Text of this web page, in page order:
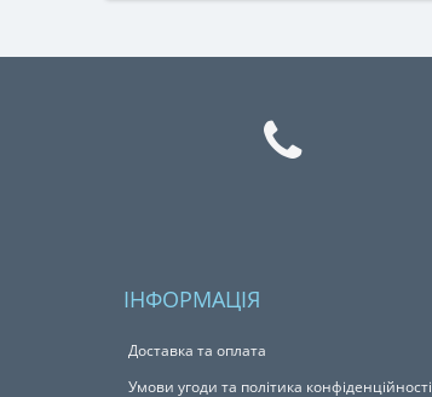
ІНФОРМАЦІЯ
Доставка та оплата
Умови угоди та політика конфіденційності